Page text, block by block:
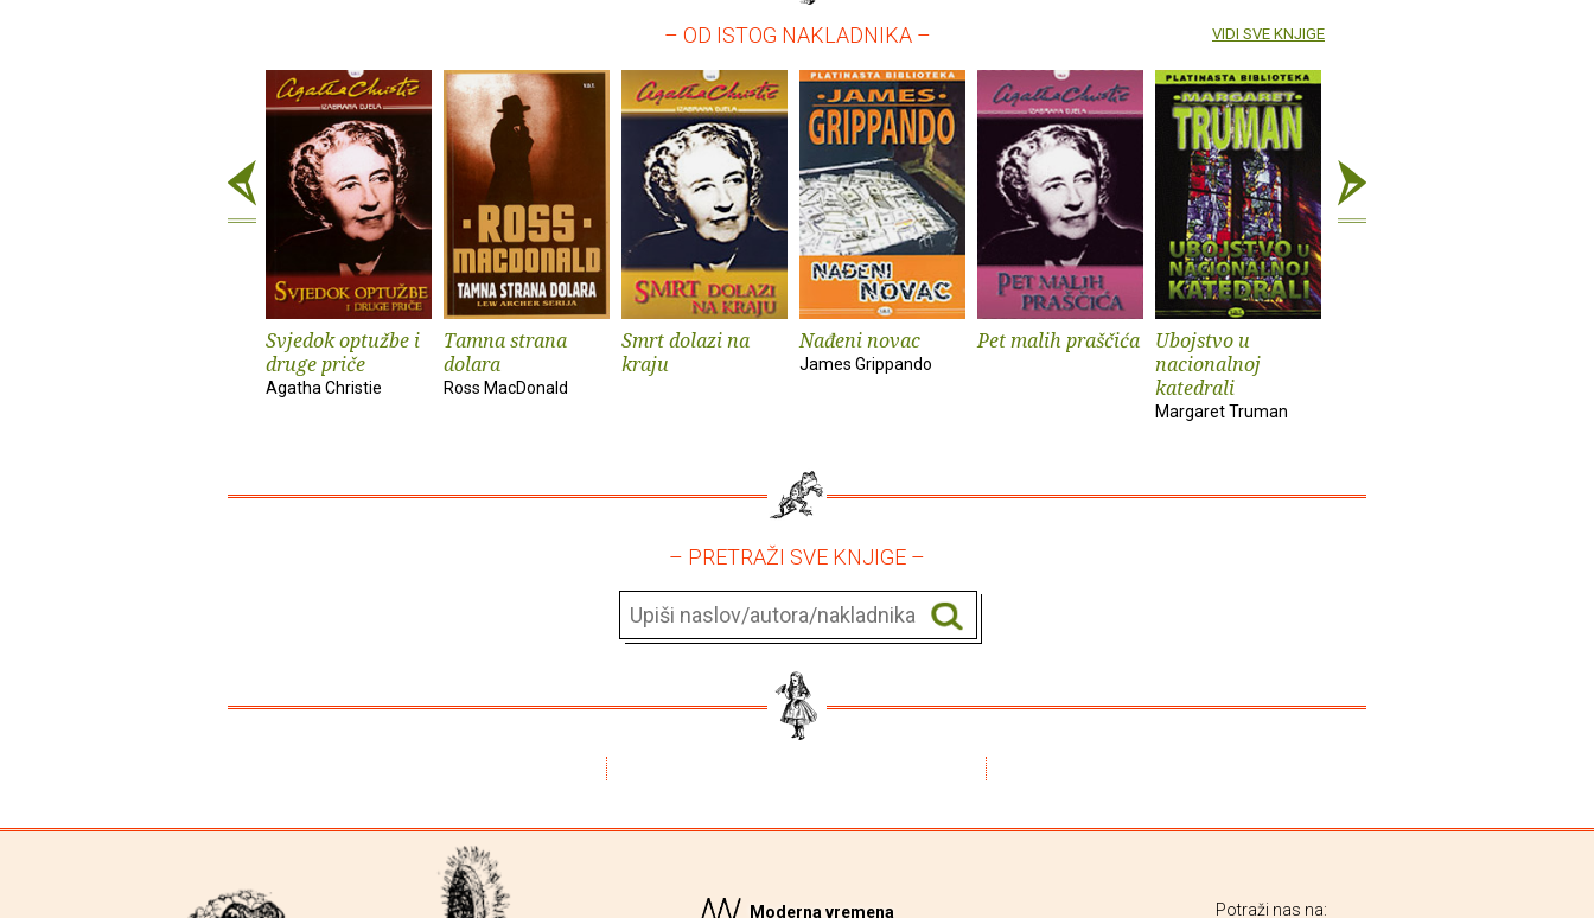
– OD ISTOG NAKLADNIKA –
Svjedok optužbe i
druge priče
Agatha Christie
Tamna strana
dolara
Ross MacDonald
Smrt dolazi na
kraju
Nađeni novac
James Grippando
Pet malih praščića
Ubojstvo u
nacionalnoj
katedrali
Margaret Truman
VIDI SVE KNJIGE
– PRETRAŽI SVE KNJIGE –
Moderna vremena Potraži nas na: